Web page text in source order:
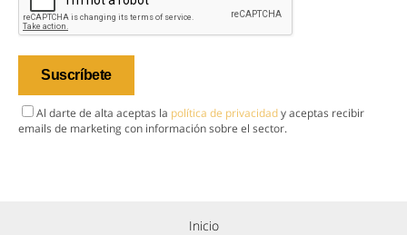
Al darte de alta aceptas la política de privacidady aceptas recibir
emails de marketing con información sobre el sector.
Inicio